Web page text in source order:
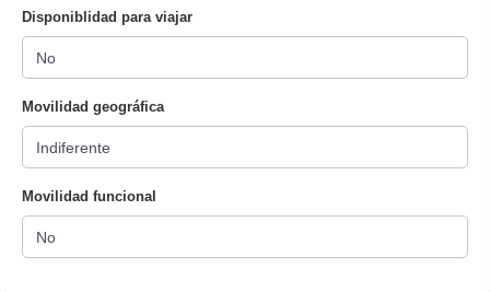
Disponiblidad para viajar
Movilidad geográfica
Movilidad funcional